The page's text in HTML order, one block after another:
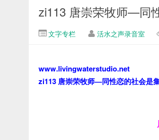
zi113 唐崇荣牧师—同
文字专栏 活水之声录音室
www.livingwaterstudio.net
zi113 唐崇荣牧师—同性恋的社会是